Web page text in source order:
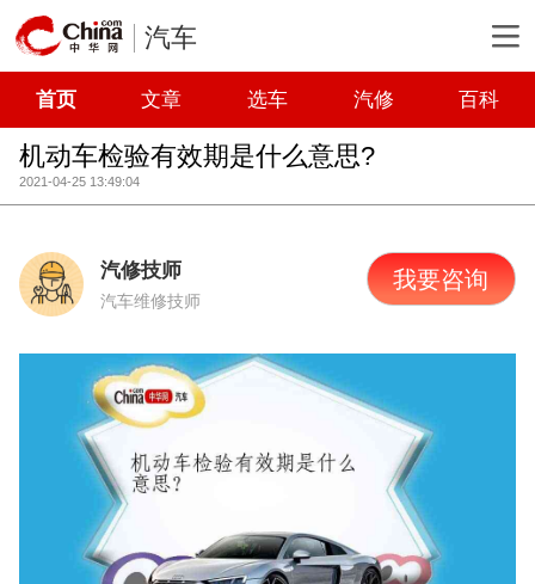
汽车
首页 文章 选车 汽修 百科
机动车检验有效期是什么意思?
2021-04-25 13:49:04
汽修技师
汽车维修技师
我要咨询